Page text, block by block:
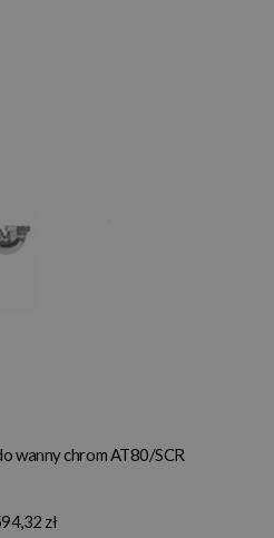
wanny chrom AT80/SCR
zł